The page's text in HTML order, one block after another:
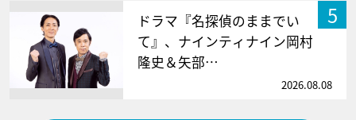
5
ドラマ『名探偵のままでい
て』、ナインティナイン岡村
隆史＆矢部…
2026.08.08